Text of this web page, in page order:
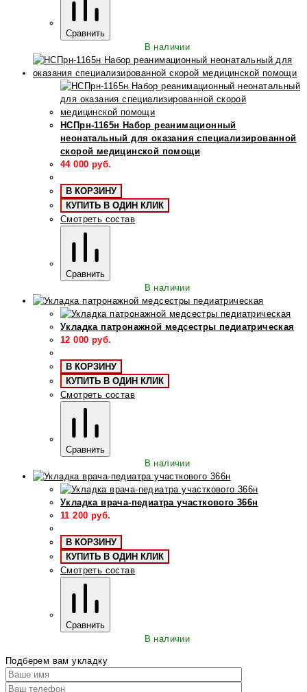
Сравнить
В наличии
НСПрн-1165н Набор реанимационный
неонатальный для оказания специализированной
скорой медицинской помощи
44 000 руб.
В КОРЗИНУ
КУПИТЬ В ОДИН КЛИК
Смотреть состав
Сравнить
В наличии
Укладка патронажной медсестры педиатрическая
12 000 руб.
В КОРЗИНУ
КУПИТЬ В ОДИН КЛИК
Смотреть состав
Сравнить
В наличии
Укладка врача-педиатра участкового 366н
11 200 руб.
В КОРЗИНУ
КУПИТЬ В ОДИН КЛИК
Смотреть состав
Сравнить
В наличии
Подберем вам укладку